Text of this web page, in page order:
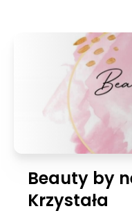
Beauty by
Krzystała